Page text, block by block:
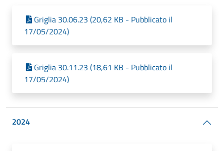
Griglia 30.06.23 (20,62 KB - Pubblicato il
17/05/2024)
Griglia 30.11.23 (18,61 KB - Pubblicato il
17/05/2024)
2024